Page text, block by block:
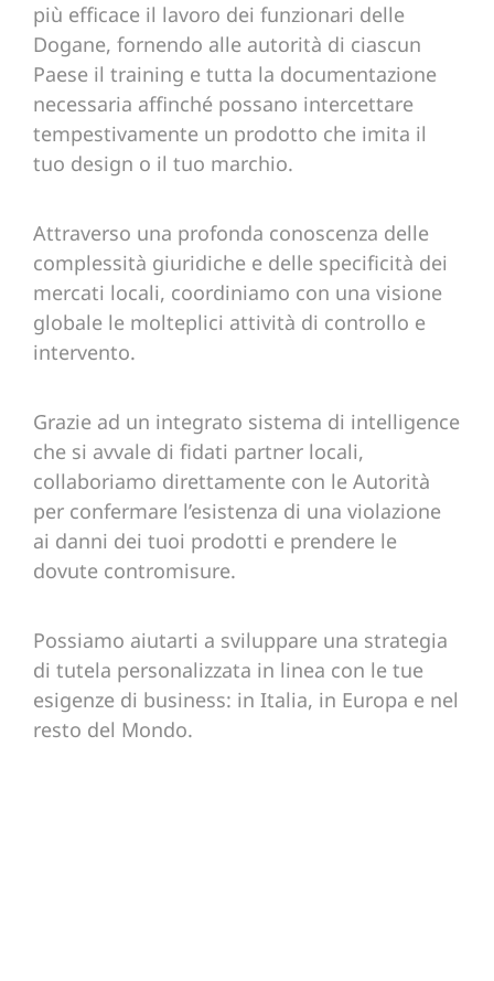
più efficace il lavoro dei funzionari delle
Dogane, fornendo alle autorità di ciascun
Paese il training e tutta la documentazione
necessaria affinché possano intercettare
tempestivamente un prodotto che imita il
tuo design o il tuo marchio.
Attraverso una profonda conoscenza delle
complessità giuridiche e delle specificità dei
mercati locali, coordiniamo con una visione
globale le molteplici attività di controllo e
intervento.
Grazie ad un integrato sistema di intelligence
che si avvale di fidati partner locali,
collaboriamo direttamente con le Autorità
per confermare l’esistenza di una violazione
ai danni dei tuoi prodotti e prendere le
dovute contromisure.
Possiamo aiutarti a sviluppare una strategia
di tutela personalizzata in linea con le tue
esigenze di business: in Italia, in Europa e nel
resto del Mondo.